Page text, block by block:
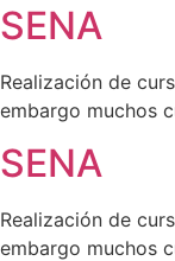
SENA
Realización de
embargo muchos
SENA
Realización de
embargo muchos